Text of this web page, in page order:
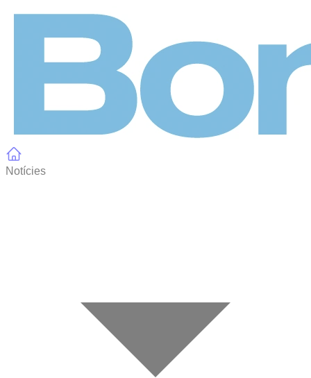
Notícies